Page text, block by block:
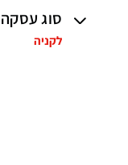
סוג עסקה
לקניה